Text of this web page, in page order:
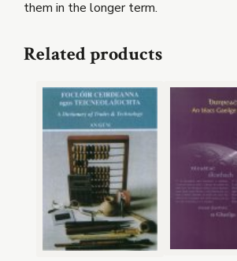
them in the longer term.
Related products